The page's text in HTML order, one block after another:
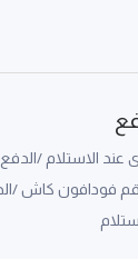
عند الاستلام /
فودافون كاش /